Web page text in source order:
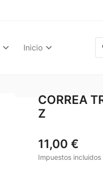
Inicio
CORREA
Z
11,00 €
Impuestos incluidos